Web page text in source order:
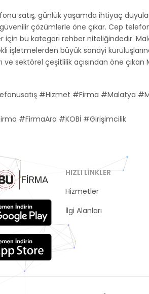
satış, günlük yaşamda ihtiyaç
çözümlerle öne çıkar. Cep
için bu kategori rehber niteliğindedir.
işletmelerden büyük sanayi
ve sektörel çeşitlilik açısından öne
#Hizmet #Firma #Malatya
#FirmaAra #KOBİ #Girişimcilik
HIZLI LINKLER
Hizmetler
İlgi Alanları